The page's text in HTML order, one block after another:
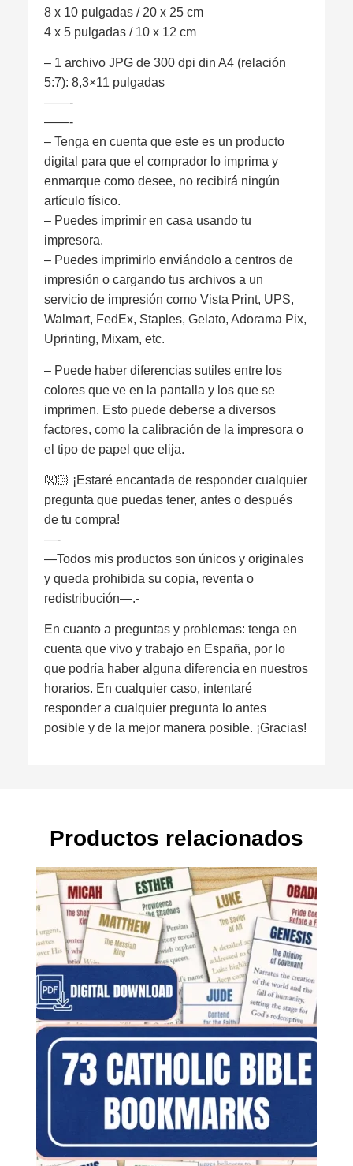
8 x 10 pulgadas / 20 x 25 cm
4 x 5 pulgadas / 10 x 12 cm
– 1 archivo JPG de 300 dpi din A4 (relación
5:7): 8,3×11 pulgadas
——-
——-
– Tenga en cuenta que este es un producto
digital para que el comprador lo imprima y
enmarque como desee, no recibirá ningún
artículo físico.
– Puedes imprimir en casa usando tu
impresora.
– Puedes imprimirlo enviándolo a centros de
impresión o cargando tus archivos a un
servicio de impresión como Vista Print, UPS,
Walmart, FedEx, Staples, Gelato, Adorama Pix,
Uprinting, Mixam, etc.
– Puede haber diferencias sutiles entre los
colores que ve en la pantalla y los que se
imprimen. Esto puede deberse a diversos
factores, como la calibración de la impresora o
el tipo de papel que elija.
👐🏻 ¡Estaré encantada de responder cualquier
pregunta que puedas tener, antes o después
de tu compra!
—-
—Todos mis productos son únicos y originales
y queda prohibida su copia, reventa o
redistribución—.-
En cuanto a preguntas y problemas: tenga en
cuenta que vivo y trabajo en España, por lo
que podría haber alguna diferencia en nuestros
horarios. En cualquier caso, intentaré
responder a cualquier pregunta lo antes
posible y de la mejor manera posible. ¡Gracias!
Productos relacionados